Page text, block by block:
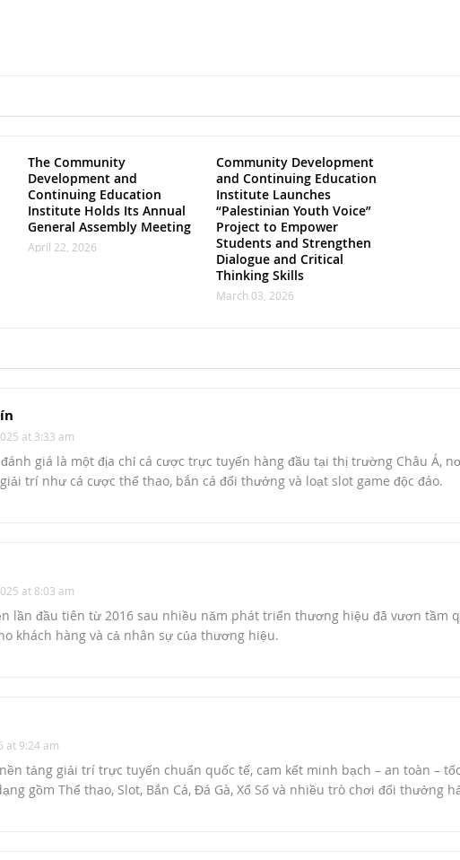
The Community
Development and
Continuing Education
Institute Holds Its Annual
General Assembly Meeting
April 22, 2026
Community Development
and Continuing Education
Institute Launches
“Palestinian Youth Voice”
Project to Empower
Students and Strengthen
Dialogue and Critical
Thinking Skills
March 03, 2026
at 3:33 am
giá là một địa chỉ cá cược trực tuyến hàng đầu tại thị trường Châu Á,
trí như cá cược thể thao, bắn cá đổi thưởng và loạt slot game độc đáo.
at 8:03 am
lần đầu tiên từ 2016 sau nhiều năm phát triển thương hiệu đã vươn tầm
khách hàng và cả nhân sự của thương hiệu.
at 9:24 am
tảng giải trí trực tuyến chuẩn quốc tế, cam kết minh bạch – an toàn –
gồm Thể thao, Slot, Bắn Cá, Đá Gà, Xổ Số và nhiều trò chơi đổi thưởng